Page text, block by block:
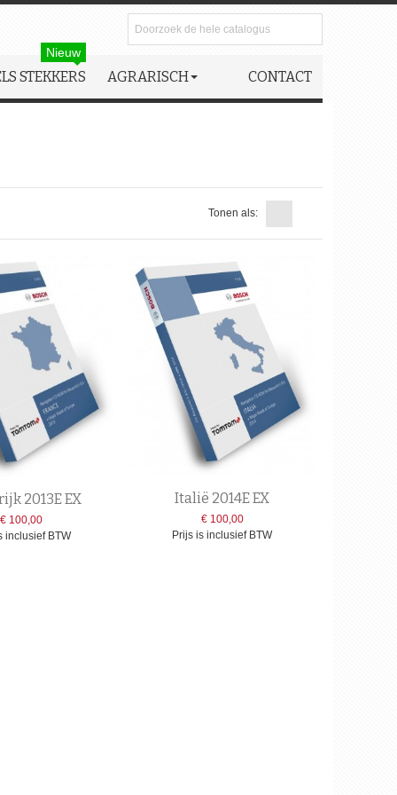
STEKKERS
Nieuw
AGRARISCH CONTACT
Tonen als:
2013E EX
€ 100,00
inclusief BTW
Italië 2014E EX
€ 100,00
Prijs is inclusief BTW